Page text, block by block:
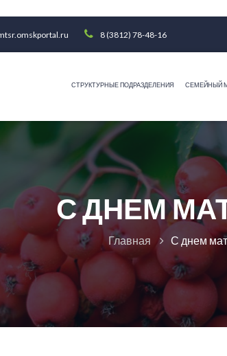
8 (3812) 78-48-16
СТРУКТУРНЫЕ ПОДРАЗДЕЛЕНИЯ СЕМЕЙНЫЙ
С ДНЕМ
Главная С днем